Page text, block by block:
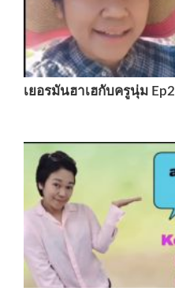
เยอรมันฮาเฮกับครูนุ่ม Ep2